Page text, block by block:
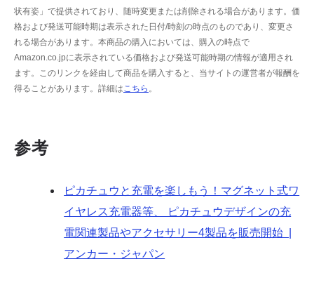
状有姿」で提供されており、随時変更または削除される場合があります。価
格および発送可能時期は表示された日付/時刻の時点のものであり、変更さ
れる場合があります。本商品の購入においては、購入の時点で
Amazon.co.jpに表示されている価格および発送可能時期の情報が適用され
ます。このリンクを経由して商品を購入すると、当サイトの運営者が報酬を
得ることがあります。詳細は こちら 。
参考
ピカチュウと充電を楽しもう！マグネット式ワ
イヤレス充電器等、 ピカチュウデザインの充
電関連製品やアクセサリー4製品を販売開始 |
アンカー・ジャパン